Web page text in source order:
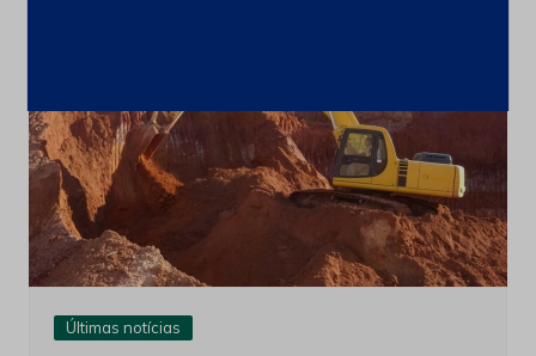
Últimas notícias